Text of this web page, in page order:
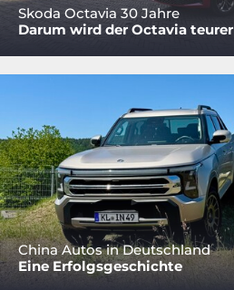
Skoda Octavia 30 Jahre
Darum wird der Octavia teurer
China Autos in Deutschland
Eine Erfolgsgeschichte